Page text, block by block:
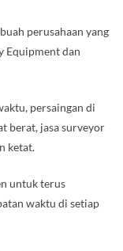
perusahaan yang
Equipment dan
persaingan di
berat, jasa surveyor
ketat.
untuk terus
waktu di setiap